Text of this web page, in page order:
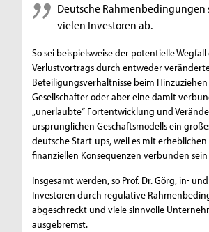
Deutsche Rahmenbedingungen
vielen Investoren ab.
So sei beispielsweise der potentielle Wegfall
Verlustvortrags durch entweder
Beteiligungsverhältnisse beim
Gesellschafter oder aber eine damit
„unerlaubte“ Fortentwicklung und
ursprünglichen Geschäftsmodells ein
deutsche Start-ups, weil es mit
finanziellen Konsequenzen verbunden
Insgesamt werden, so Prof. Dr. Görg, in-
Investoren durch regulative
abgeschreckt und viele sinnvolle
ausgebremst.